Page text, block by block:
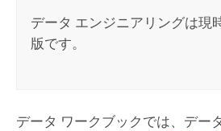
データ エンジニアリングは現
版です。
データ ワークブックでは、デー